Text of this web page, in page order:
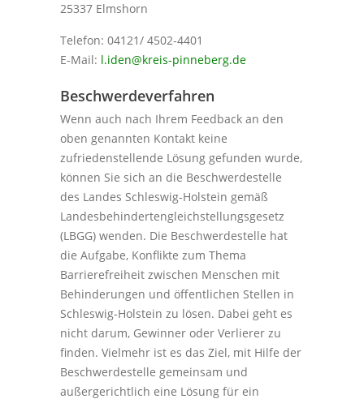
25337 Elmshorn
Telefon: 04121/ 4502-4401
E-Mail: l.iden@kreis-pinneberg.de
Beschwerdeverfahren
Wenn auch nach Ihrem Feedback an den
oben genannten Kontakt keine
zufriedenstellende Lösung gefunden wurde,
können Sie sich an die Beschwerdestelle
des Landes Schleswig-Holstein gemäß
Landesbehindertengleichstellungsgesetz
(LBGG) wenden. Die Beschwerdestelle hat
die Aufgabe, Konflikte zum Thema
Barrierefreiheit zwischen Menschen mit
Behinderungen und öffentlichen Stellen in
Schleswig-Holstein zu lösen. Dabei geht es
nicht darum, Gewinner oder Verlierer zu
finden. Vielmehr ist es das Ziel, mit Hilfe der
Beschwerdestelle gemeinsam und
außergerichtlich eine Lösung für ein